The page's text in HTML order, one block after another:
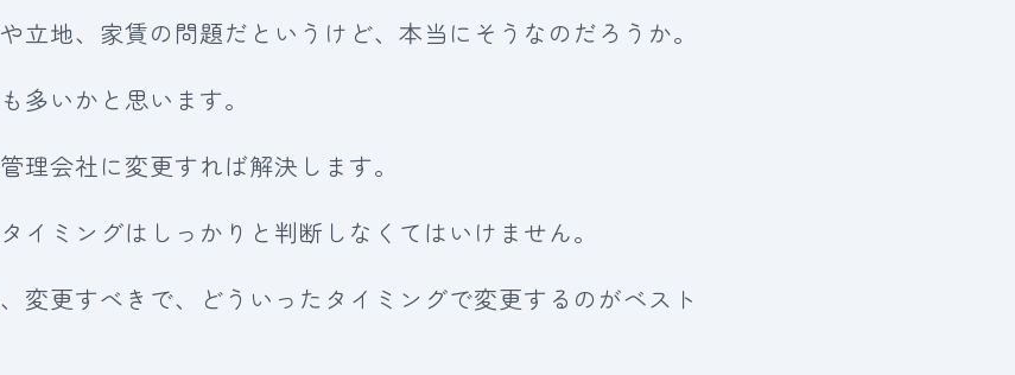
立地、家賃の問題だというけど、本当にそうなのだろうか。
多いかと思います。
理会社に変更すれば解決します。
イミングはしっかりと判断しなくてはいけません。
変更すべきで、どういったタイミングで変更するのがベスト